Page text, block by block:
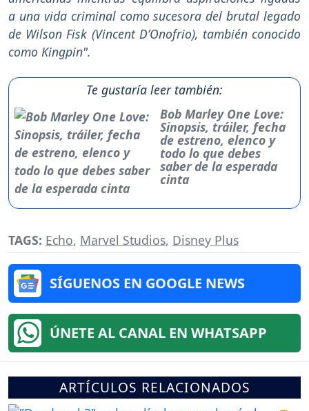
a una vida criminal como sucesora del brutal legado
de Wilson Fisk (Vincent D’Onofrio), también conocido
como Kingpin".
Te gustaría leer también:
Bob Marley One Love:
Sinopsis, tráiler, fecha
de estreno, elenco y
todo lo que debes
saber de la esperada
cinta
TAGS: Echo, Marvel Studios, Disney Plus
SÍGUENOS EN GOOGLE NEWS
ÚNETE AL CANAL EN WHATSAPP
ARTÍCULOS RELACIONADOS